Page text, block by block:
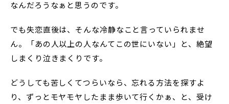
なんだろうなぁと思うのです。
でも失恋直後は、そんな冷静なこと言っていられませ
ん。「あの人以上の人なんてこの世にいない」と、絶望
しまくり泣きまくりです。
どうしても苦しくてつらいなら、忘れる方法を探すよ
り、ずっとモヤモヤしたまま歩いて行くかぁ、と、受け